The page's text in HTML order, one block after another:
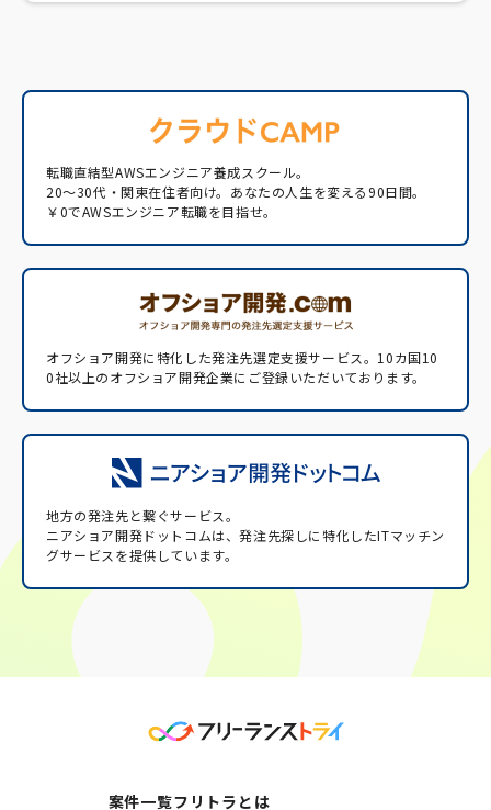
転職直結型AWSエンジニア養成スクール。
20〜30代・関東在住者向け。あなたの人生を変える90日間。
￥0でAWSエンジニア転職を目指せ。
オフショア開発に特化した発注先選定支援サービス。 10カ国10
0社以上のオフショア開発企業にご登録いただいております。
地方の発注先と繋ぐサービス。
ニアショア開発ドットコムは、発注先探しに特化したITマッチン
グサービスを提供しています。
案件一覧フリトラとは